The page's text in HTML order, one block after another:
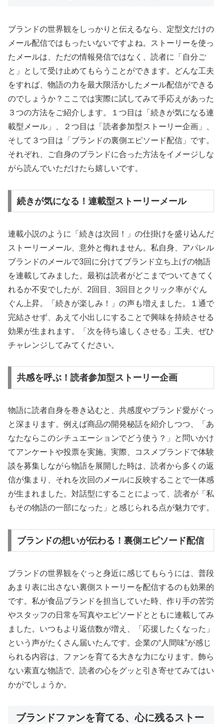
ブランドの世界観をしっかりと伝えるなら、定型文だけの
メール配信ではもったいないですよね。ストーリーを使っ
たメールは、ただの情報発信ではなく、読者に「自分ご
と」として受け止めてもらうことができます。どんな工夫
をすれば、物語の力を最大限活かしたメール配信ができる
のでしょうか？ここでは実際に試してみて手応えがあった
３つの方法をご紹介します。１つ目は「続きが気になる連
載型メール」、２つ目は「読者参加型ストーリー企画」、
そして３つ目は「ブランドの裏側エピソード配信」です。
それぞれ、ご自身のブランドに合った方法をイメージしな
がら読んでいただけたら嬉しいです。
続きが気になる！連載型ストーリーメール
連載小説のように「続きは次回！」の仕掛けを盛り込んだ
ストーリーメール、意外と侮れません。私自身、アパレル
ブランドのメールで3回に分けてブランド立ち上げの物語
を連載してみました。最初は読者がどこまでついてきてく
れるか不安でしたが、2回目、3回目とクリック率がぐん
ぐん上昇。「続きが楽しみ！」の声も増えました。１通で
完結させず、あえて小出しにすることで興味を持続させる
効果が生まれます。「次を待ち遠しくさせる」工夫、ぜひ
チャレンジしてみてください。
共感を呼ぶ！読者参加型ストーリー企画
物語に読者自身を巻き込むと、共感度やブランド愛がぐっ
と深まります。例えば商品の開発秘話を紹介しつつ、「あ
なたならこのシチュエーションでどう使う？」と問いかけ
てアンケートや投票を実施。実際、コスメブランドで体験
談を募集しながら物語を展開した時は、読者から多くの返
信が集まり、それを次回のメールに反映することで一体感
が生まれました。対話型にすることによって、読者が「私
もその物語の一部になった」と感じられる点が魅力です。
ブランドの想いが伝わる！裏側エピソード配信
ブランドの世界観をぐっと身近に感じてもらうには、普段
あまり表に出さない裏側ストーリーを配信するのも効果的
です。私が食品ブランドを担当していた時、作り手の苦労
やスタッフの日常を写真やエピソードとともに連載してみ
ました。いつもより返信数が増え、「応援したくなった」
という声がたくさん届いたんです。企業の“人間味”が感じ
られる内容は、ファンを育てる大きな力になります。飾ら
ない素直な物語で、読者の心をグッと引き寄せてみてはい
かがでしょうか。
ブランドファンを育てる、心に残るストー